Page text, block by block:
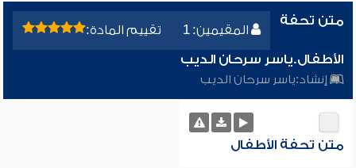
المقيمين: 1 تقييم المادة:
متن تحفة
الأطفال.ياسر سرحان الديب
إنشاد:ياسر سرحان الديب
متن تحفة الأطفال